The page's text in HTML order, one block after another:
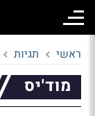
ראשי תגיות
מוד'יס